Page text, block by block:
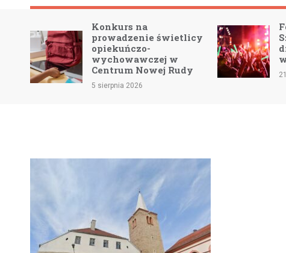
Konkurs na
prowadzenie świetlicy
opiekuńczo-
wychowawczej w
Centrum Nowej Rudy
5 sierpnia 2026